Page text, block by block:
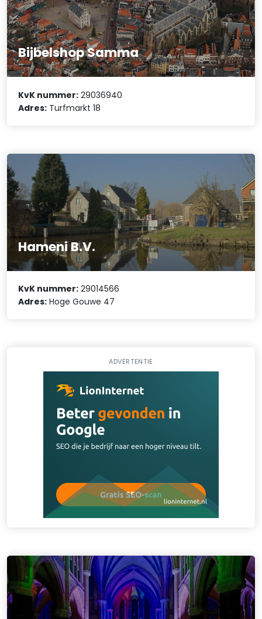
Bijbelshop Samma
KvK nummer: 29036940
Adres: Turfmarkt 18
Hameni B.V.
KvK nummer: 29014566
Adres: Hoge Gouwe 47
ADVERTENTIE